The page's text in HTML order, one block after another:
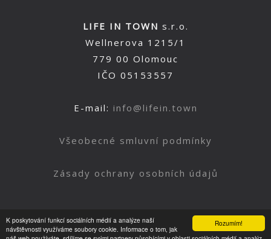
Rozumím!
K poskytování funkcí sociálních médií a analýze naší
návštěvnosti využíváme soubory cookie. Informace o tom, jak
LIFE IN TOWN s.r.o.
Wellnerova 1215/1
779 00 Olomouc
IČO 05153557
E-mail: info@lifein.town
Všeobecné smluvní podmínky
Zásady ochrany osobních údajů
Nahoru